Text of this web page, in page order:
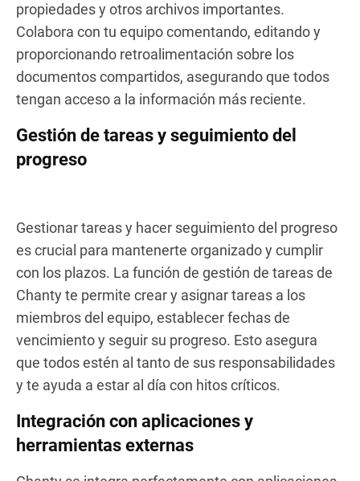
propiedades y otros archivos importantes.
Colabora con tu equipo comentando, editando y
proporcionando retroalimentación sobre los
documentos compartidos, asegurando que todos
tengan acceso a la información más reciente.
Gestión de tareas y seguimiento del
progreso
Gestionar tareas y hacer seguimiento del progreso
es crucial para mantenerte organizado y cumplir
con los plazos. La función de gestión de tareas de
Chanty te permite crear y asignar tareas a los
miembros del equipo, establecer fechas de
vencimiento y seguir su progreso. Esto asegura
que todos estén al tanto de sus responsabilidades
y te ayuda a estar al día con hitos críticos.
Integración con aplicaciones y
herramientas externas